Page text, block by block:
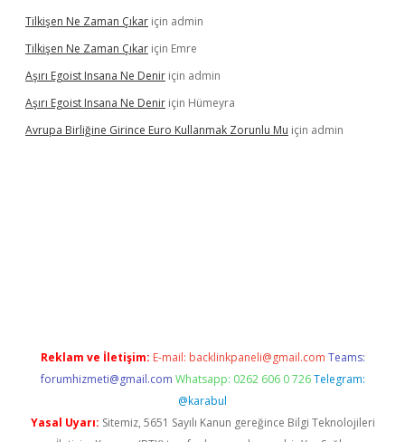
Tilkişen Ne Zaman Çıkar için admin
Tilkişen Ne Zaman Çıkar için Emre
Aşırı Egoist Insana Ne Denir için admin
Aşırı Egoist Insana Ne Denir için Hümeyra
Avrupa Birliğine Girince Euro Kullanmak Zorunlu Mu için admin
Reklam ve İletişim: E-mail: backlinkpaneli@gmail.com Teams:
forumhizmeti@gmail.com Whatsapp: 0262 606 0 726 Telegram:
@karabul
Yasal Uyarı: Sitemiz, 5651 Sayılı Kanun gereğince Bilgi Teknolojileri